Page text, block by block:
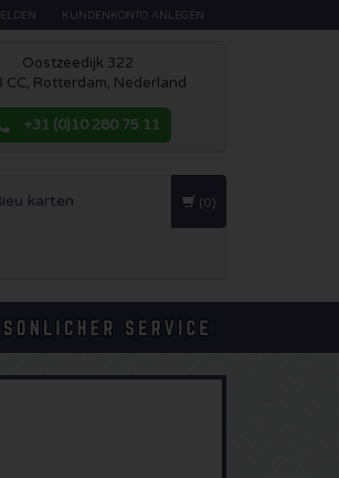
KUNDENKONTO ANLEGEN
Oostzeedijk 322
CC, Rotterdam, Nederland
+31 (0)10 280 75 11
karten (0)